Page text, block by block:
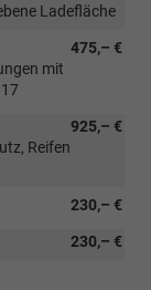
Ladefläche
475,– €
mit
925,– €
Reifen
230,– €
230,– €